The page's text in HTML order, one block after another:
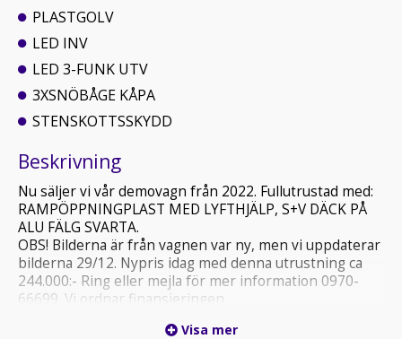
PLASTGOLV
LED INV
LED 3-FUNK UTV
3XSNÖBÅGE KÅPA
STENSKOTTSSKYDD
Beskrivning
Nu säljer vi vår demovagn från 2022. Fullutrustad med:
RAMPÖPPNINGPLAST MED LYFTHJÄLP, S+V DÄCK PÅ
ALU FÄLG SVARTA.
OBS! Bilderna är från vagnen var ny, men vi uppdaterar
bilderna 29/12. Nypris idag med denna utrustning ca
244.000:- Ring eller mejla för mer information 0970-
66699. Vi ordnar finansieringen.
Visa mer